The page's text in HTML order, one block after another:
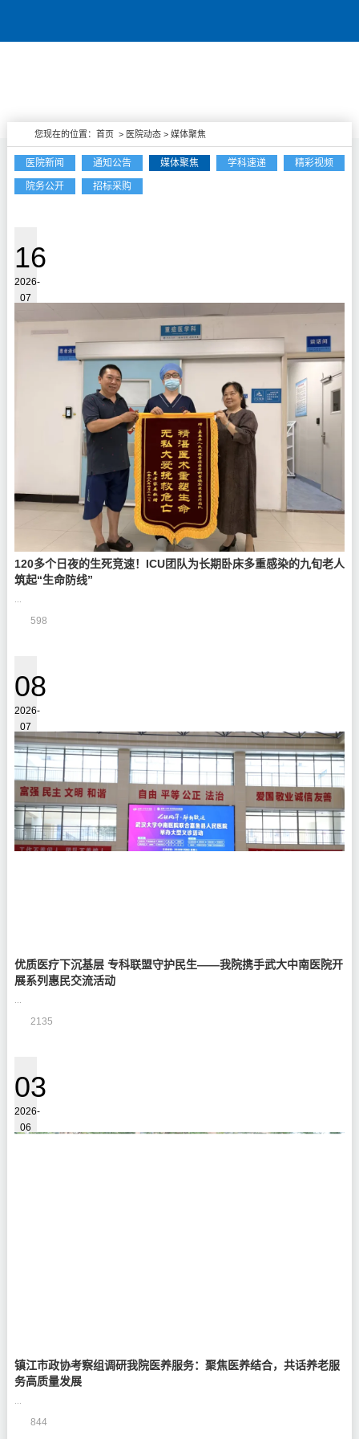
您现在的位置： 首页 > 医院动态> 媒体聚焦
医院新闻 通知公告 媒体聚焦 学科速递 精彩视频
院务公开 招标采购
16
2026-
07
120多个日夜的生死竞速！ICU团队为长期卧床多重感染的九旬老人
筑起“生命防线”
598
08
2026-
07
优质医疗下沉基层 专科联盟守护民生——我院携手武大中南医院开
展系列惠民交流活动
2135
03
2026-
06
镇江市政协考察组调研我院医养服务：聚焦医养结合，共话养老服
务高质量发展
844